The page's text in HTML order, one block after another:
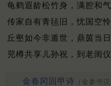
龟鹤遐龄松竹身，满腔和气
传家自有青毡旧，忧国空怜
丘壑如今非遁世，鼎茵当日
兕樽共享儿孙祝，到老闺仪
金春冈回甲诗 （金参书